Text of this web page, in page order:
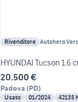
Rivenditore Autohero
HYUNDAI Tucson 1.6
20.500 €
Padova (PD)
Usato 01/2024 42135